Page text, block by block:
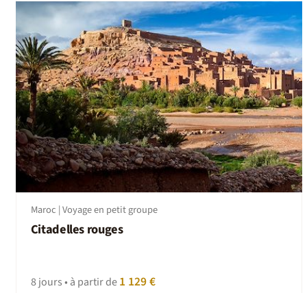
Maroc | Voyage en petit groupe
Citadelles rouges
8 jours • à partir de1 129 €